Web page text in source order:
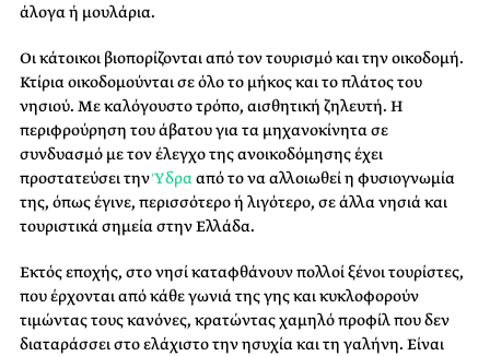
άλογα ή μουλάρια.
Οι κάτοικοι βιοπορίζονται από τον τουρισμό και την οικοδομή.
Κτίρια οικοδομούνται σε όλο το μήκος και το πλάτος του
νησιού. Με καλόγουστο τρόπο, αισθητική ζηλευτή. Η
περιφρούρηση του άβατου για τα μηχανοκίνητα σε
συνδυασμό με τον έλεγχο της ανοικοδόμησης έχει
προστατεύσει τηνΎδρααπό το να αλλοιωθεί η φυσιογνωμία
της, όπως έγινε, περισσότερο ή λιγότερο, σε άλλα νησιά και
τουριστικά σημεία στην Ελλάδα.
Εκτός εποχής, στο νησί καταφθάνουν πολλοί ξένοι τουρίστες,
που έρχονται από κάθε γωνιά της γης και κυκλοφορούν
τιμώντας τους κανόνες, κρατώντας χαμηλό προφίλ που δεν
διαταράσσει στο ελάχιστο την ησυχία και τη γαλήνη. Είναι